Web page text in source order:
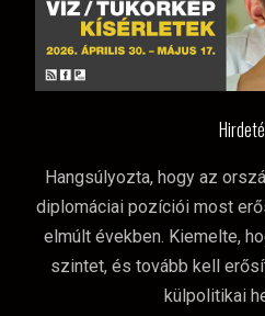
Hangsúlyozta, hogy az
diplomáciai pozíciói most
elmúlt években. Kiemelte,
szintet, és tovább kell
külpolitikai